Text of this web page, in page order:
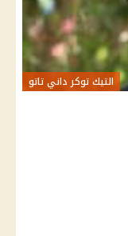
التيك توكر داني تاتو